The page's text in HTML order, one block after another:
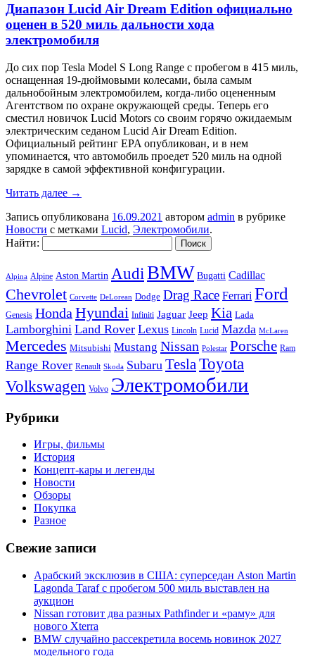
Диапазон Lucid Air Dream Edition официально
оценен в 520 миль дальности хода
электромобиля
До сих пор Tesla Model S Long Range с пробегом в 415 миль,
оснащенная 19-дюймовыми колесами, была самым
дальнобойным электромобилем, когда-либо оцененным
Агентством по охране окружающей среды. Теперь его
сместил новичок Lucid Motors со своим горячо ожидаемым
электрическим седаном Lucid Air Dream Edition.
Официальный рейтинг EPA опубликован, и в нем
упоминается, что автомобиль проедет 520 миль на одной
зарядке в самой эффективной конфигурации.
Читать далее →
Запись опубликована 16.09.2021 автором admin в рубрике
Новости с метками Lucid, Электромобили.
Найти:
Alpina Alpine Aston Martin Audi BMW Bugatti Cadillac
Chevrolet Corvette DeLorean Dodge Drag Race Ferrari Ford
Genesis Honda Hyundai Infiniti Jaguar Jeep Kia Lada
Lamborghini Land Rover Lexus Lincoln Lucid Mazda McLaren
Mercedes Mitsubishi Mustang Nissan Polestar Porsche Ram
Range Rover Renault Skoda Subaru Tesla Toyota
Volkswagen Volvo Электромобили
Рубрики
Игры, фильмы
История
Концепт-кары и легенды
Новости
Обзоры
Покупка
Разное
Свежие записи
Арабский эксклюзив в США: суперседан Aston Martin
Lagonda Taraf с пробегом 500 миль выставлен на
аукцион
Nissan готовит два разных Pathfinder и «раму» для
нового Xterra
BMW случайно рассекретила восемь новинок 2027
модельного года